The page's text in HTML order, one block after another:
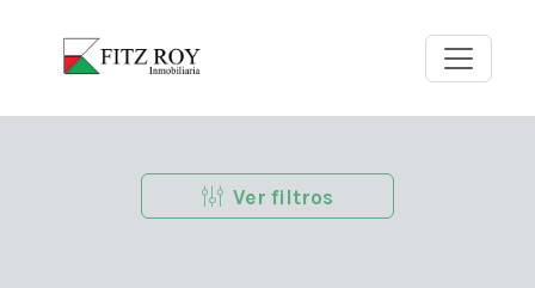
Ver filtros